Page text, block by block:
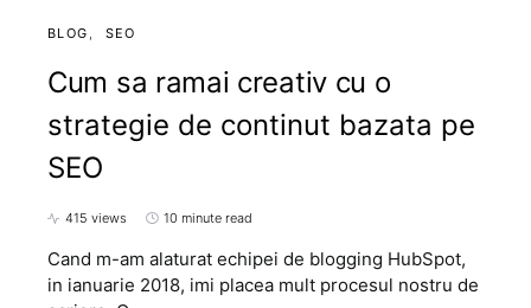
BLOG SEO
Cum sa ramai creativ cu o
strategie de continut bazata pe
SEO
415 views 10 minute read
Cand m-am alaturat echipei de blogging HubSpot,
in ianuarie 2018, imi placea mult procesul nostru de